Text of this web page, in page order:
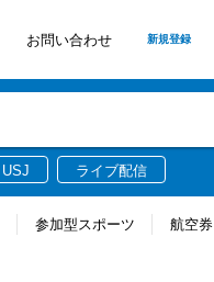
お問い合わせ 新規登録
USJ ライブ配信
参加型スポーツ 航空券